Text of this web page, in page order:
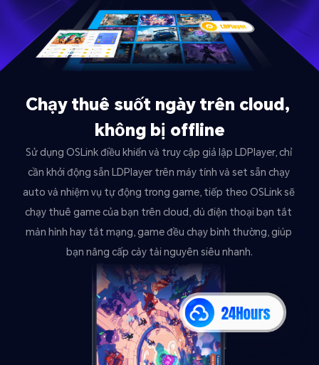
Chạy thuê suốt ngày trên cloud,
không bị offline
Sử dụng OSLink điều khiển và truy cập giả lập LDPlayer, chỉ
cần khởi động sẵn LDPlayer trên máy tính và set sẵn chạy
auto và nhiệm vụ tự động trong game, tiếp theo OSLink sẽ
chạy thuê game của bạn trên cloud, dù điện thoại bạn tắt
màn hình hay tắt mạng, game đều chạy bình thường, giúp
bạn nâng cấp cày tài nguyên siêu nhanh.